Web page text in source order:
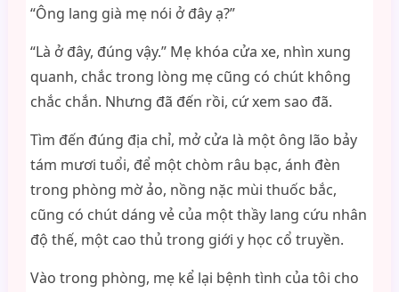
“Ông lang già mẹ nói ở đây ạ?”
“Là ở đây, đúng vậy.” Mẹ khóa cửa xe, nhìn xung
quanh, chắc trong lòng mẹ cũng có chút không
chắc chắn. Nhưng đã đến rồi, cứ xem sao đã.
Tìm đến đúng địa chỉ, mở cửa là một ông lão bảy
tám mươi tuổi, để một chòm râu bạc, ánh đèn
trong phòng mờ ảo, nồng nặc mùi thuốc bắc,
cũng có chút dáng vẻ của một thầy lang cứu nhân
độ thế, một cao thủ trong giới y học cổ truyền.
Vào trong phòng, mẹ kể lại bệnh tình của tôi cho